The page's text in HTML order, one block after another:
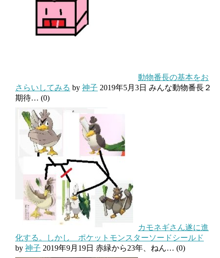
動物番長の基本をお
さらいしてみる by 神子 2019年5月3日 みんな動物番長２
期待… (0)
カモネギさん遂に進
化する。しかし ポケットモンスターソードシールド
by 神子 2019年9月19日 赤緑から23年、ねん… (0)